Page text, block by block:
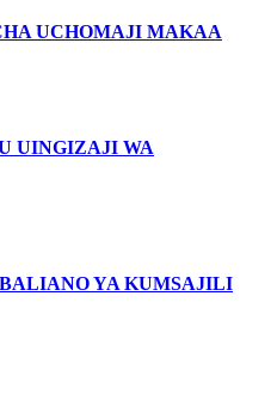
UCHOMAJI MAKAA
UINGIZAJI WA
YA KUMSAJILI